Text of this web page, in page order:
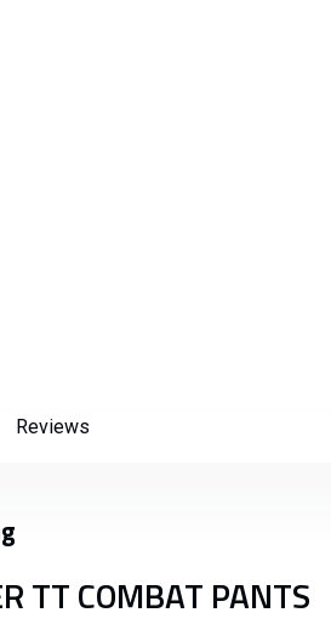
Reviews
TT COMBAT PANTS